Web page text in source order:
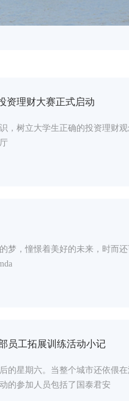
资理财大赛正式启动
，树立大学生正确的投资理财
梦，憧憬着美好的未来，时
员工拓展训练活动小记
的星期六。当整个城市还依偎
的参加人员包括了国泰君安